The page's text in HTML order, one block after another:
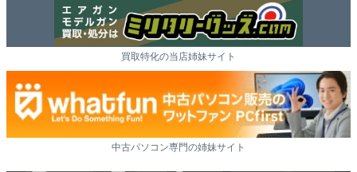
買取特化の当店姉妹サイト
中古パソコン専門の姉妹サイト